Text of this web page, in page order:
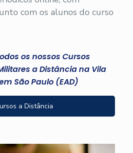
com os alunos do curso
os nossos Cursos
a Distância na Vila
São Paulo (EAD)
a Distância